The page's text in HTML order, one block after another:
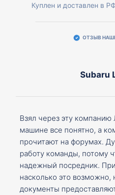
Куплен и доставлен в
ОТЗЫВ
Subaru
Взял через эту компанию
машине все понятно, а
прочитают на форумах.
работу команды, потому
надежный посредник.
насколько это возможно,
документы